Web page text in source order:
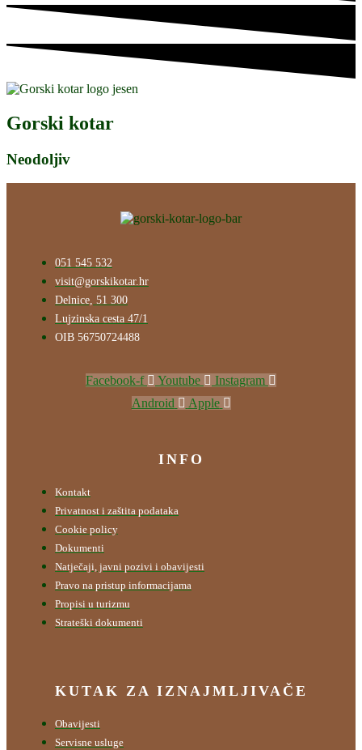
Gorski kotar
Neodoljiv
051 545 532
visit@gorskikotar.hr
Delnice, 51 300
Lujzinska cesta 47/1
OIB 56750724488
Facebook-f Youtube
Instagram
Android
Apple
INFO
Kontakt
Privatnost i zaštita podataka
Cookie policy
Dokumenti
Natječaji, javni pozivi i obavijesti
Pravo na pristup informacijama
Propisi u turizmu
Strateški dokumenti
KUTAK ZA IZNAJMLJIVAČE
Obavijesti
Servisne usluge